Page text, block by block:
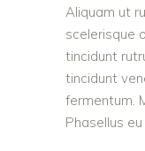
Aliquam ut
scelerisque
tincidunt
tincidunt
fermentum.
Phasellus